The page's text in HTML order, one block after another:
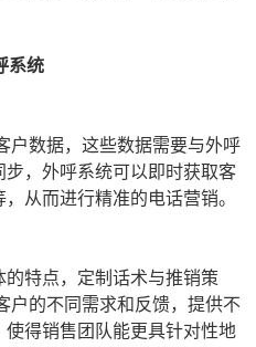
系统
户数据，这些数据需要与外呼
，外呼系统可以即时获取客
从而进行精准的电话营销。
特点，定制话术与推销策
户的不同需求和反馈，提供不
得销售团队能更具针对性地